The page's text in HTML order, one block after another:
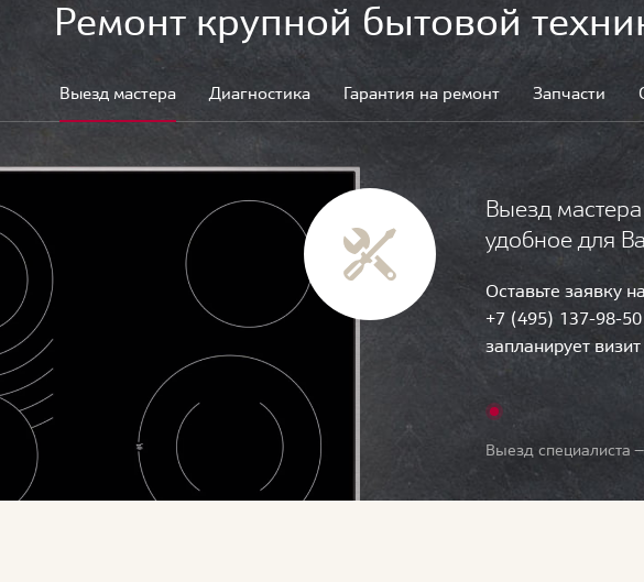
Ремонт крупной бытовой
Выезд мастера Диагностика Гарантия на ремонт Запчасти
Выезд
удобное для
Оставьте заявку
+7 (495) 137-98-
запланирует
Выезд специалиста